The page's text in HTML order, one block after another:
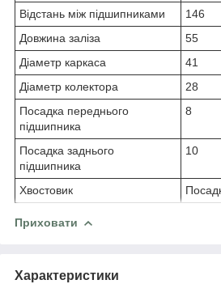
Відстань між підшипниками
146
Довжина заліза
55
Діаметр каркаса
41
Діаметр колектора
28
Посадка переднього
підшипника
8
Посадка заднього
підшипника
10
Хвостовик
Приховати
Характеристики